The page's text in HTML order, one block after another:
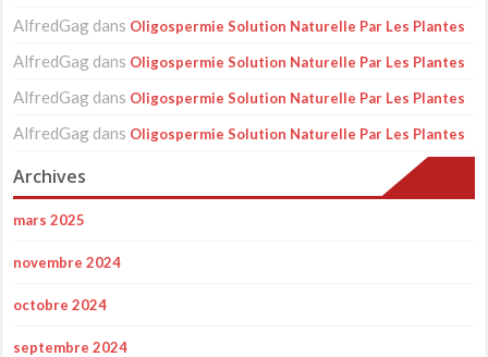
AlfredGag dans Oligospermie Solution Naturelle Par Les Plantes
AlfredGag dans Oligospermie Solution Naturelle Par Les Plantes
AlfredGag dans Oligospermie Solution Naturelle Par Les Plantes
AlfredGag dans Oligospermie Solution Naturelle Par Les Plantes
Archives
mars 2025
novembre 2024
octobre 2024
septembre 2024